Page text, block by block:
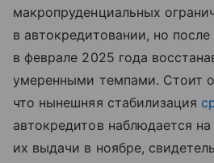
макропруденциальных
в автокредитовании, но
в феврале 2025 года
умеренными темпами. Стоит
что нынешняя стабилизация
автокредитов наблюдается
их выдачи в ноябре,